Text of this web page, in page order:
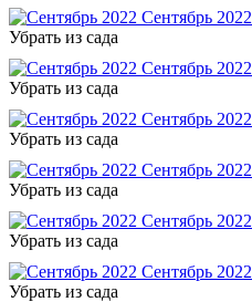
Сентябрь 2022
Убрать из сада
Сентябрь 2022
Убрать из сада
Сентябрь 2022
Убрать из сада
Сентябрь 2022
Убрать из сада
Сентябрь 2022
Убрать из сада
Сентябрь 2022
Убрать из сада